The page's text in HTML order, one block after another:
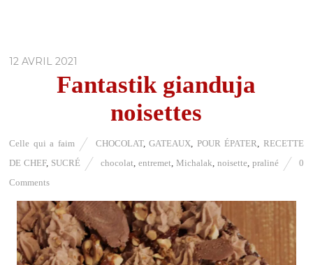
12 AVRIL 2021
Fantastik gianduja
noisettes
Celle qui a faim CHOCOLAT,GATEAUX, POUR ÉPATER, RECETTE
DE CHEF, SUCRÉ chocolat, entremet, Michalak, noisette, praliné
0
Comments